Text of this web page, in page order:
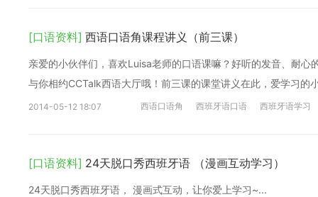
[口语资料] 西语口语角课程讲义（前三课）
亲爱的小伙伴们，喜欢Luisa老师的口语课嘛？好听的发音、耐
与你相约CCTalk西语大厅哦！前三课的课堂讲义在此，爱学习的
2014-05-12 18:07 西语口语角 西班牙语口语 西班牙语学习
[口语资料] 24天脱口秀西班牙语 （漫画互动学习）
24天脱口秀西班牙语， 漫画式互动，让你爱上学习~...